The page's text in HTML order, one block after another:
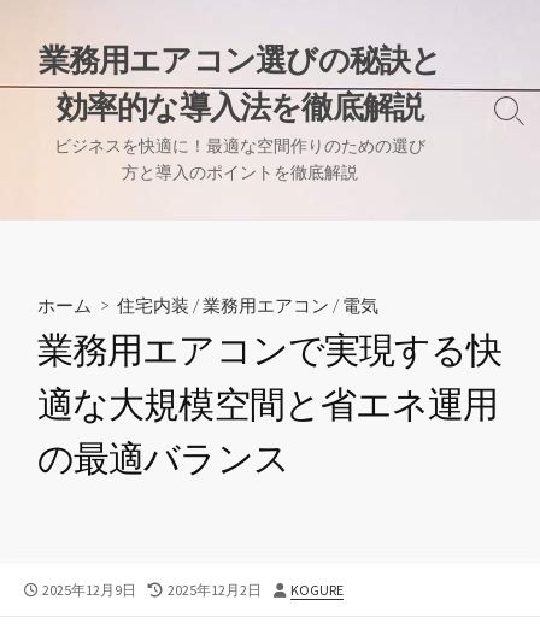
キ
業務用エアコン選びの秘訣と
効率的な導入法を徹底解説
ビジネスを快適に！最適な空間作りのための選び
方と導入のポイントを徹底解説
検
ホーム > 住宅内装 /業務用エアコン /電気
業務用エアコンで実現する快
適な大規模空間と省エネ運用
の最適バランス
公
2025年12月9日
最
2025年12月2日
投
KOGURE